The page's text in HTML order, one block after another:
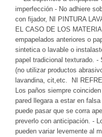
imperfección - No adhiere
con fijador, NI PINTURA
EL CASO DE LOS
empapelados anteriores o
sintetica o lavable o
papel tradicional texturado. -
(no utilizar productos
lavandina, cit,etc. NI
Los paños siempre
pared llegara a estar en
puede pasar que se corra
preverlo con anticipación. -
pueden variar levemente al